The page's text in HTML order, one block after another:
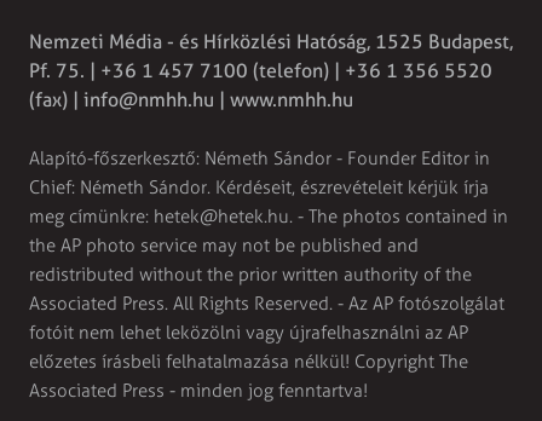
Nemzeti Média - és Hírközlési Hatóság, 1525 Budapest,
Pf. 75. | +36 1 457 7100 (telefon) | +36 1 356 5520
(fax) | info@nmhh.hu | www.nmhh.hu
Alapító-főszerkesztő: Németh Sándor - Founder Editor in
Chief: Németh Sándor. Kérdéseit, észrevételeit kérjük írja
meg címünkre: hetek@hetek.hu. - The photos contained in
the AP photo service may not be published and
redistributed without the prior written authority of the
Associated Press. All Rights Reserved. - Az AP fotószolgálat
fotóit nem lehet leközölni vagy újrafelhasználni az AP
előzetes írásbeli felhatalmazása nélkül! Copyright The
Associated Press - minden jog fenntartva!